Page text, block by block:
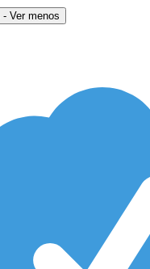
- Ver menos